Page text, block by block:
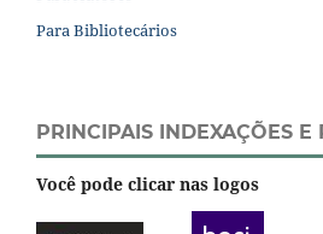
Para Bibliotecários
PRINCIPAIS INDEXAÇÕES E
Você pode clicar nas logos